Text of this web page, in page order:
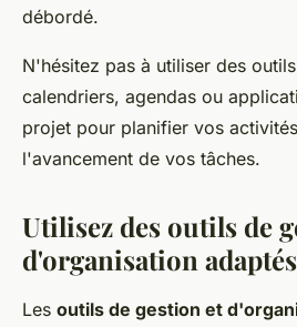
débordé.
N'hésitez pas à utiliser des
calendriers, agendas ou
projet pour planifier vos
l'avancement de vos tâches.
Utilisez des outils de
d'organisation adaptés
Les outils de gestion et